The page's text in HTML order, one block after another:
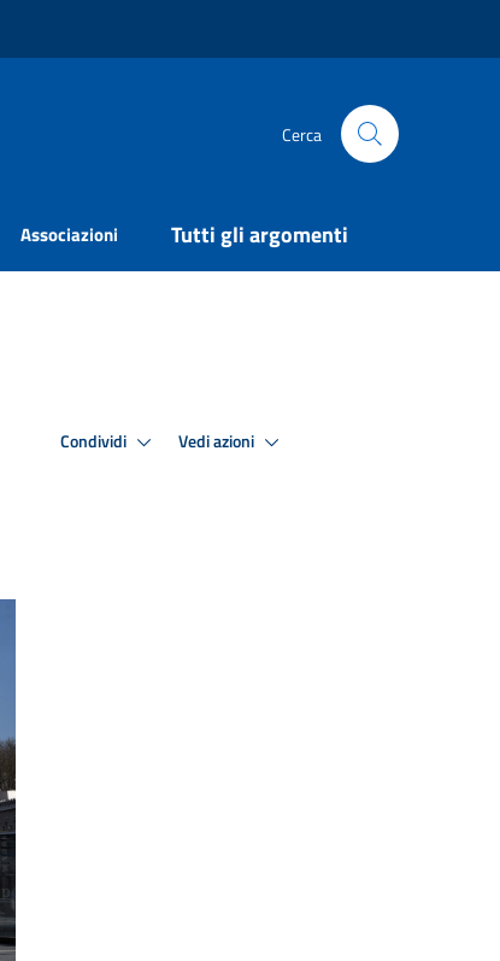
Cerca
Associazioni Tutti gli argomenti
Condividi Vedi azioni